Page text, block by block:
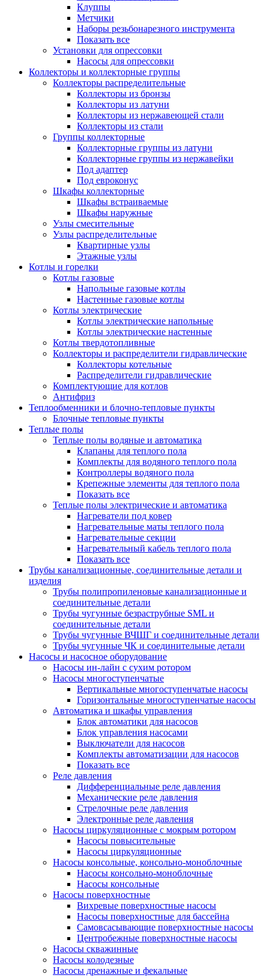
Клуппы
Метчики
Наборы резьбонарезного инструмента
Показать все
Установки для опрессовки
Насосы для опрессовки
Коллекторы и коллекторные группы
Коллекторы распределительные
Коллекторы из бронзы
Коллекторы из латуни
Коллекторы из нержавеющей стали
Коллекторы из стали
Группы коллекторные
Коллекторные группы из латуни
Коллекторные группы из нержавейки
Под адаптер
Под евроконус
Шкафы коллекторные
Шкафы встраиваемые
Шкафы наружные
Узлы смесительные
Узлы распределительные
Квартирные узлы
Этажные узлы
Котлы и горелки
Котлы газовые
Напольные газовые котлы
Настенные газовые котлы
Котлы электрические
Котлы электрические напольные
Котлы электрические настенные
Котлы твердотопливные
Коллекторы и распределители гидравлические
Коллекторы котельные
Распределители гидравлические
Комплектующие для котлов
Антифриз
Теплообменники и блочно-тепловые пункты
Блочные тепловые пункты
Теплые полы
Теплые полы водяные и автоматика
Клапаны для теплого пола
Комплекты для водяного теплого пола
Контроллеры водяного пола
Крепежные элементы для теплого пола
Показать все
Теплые полы электрические и автоматика
Нагреватели под ковер
Нагревательные маты теплого пола
Нагревательные секции
Нагревательный кабель теплого пола
Показать все
Трубы канализационные, соединительные детали и
изделия
Трубы полипропиленовые канализационные и
соединительные детали
Трубы чугунные безраструбные SML и
соединительные детали
Трубы чугунные ВЧШГ и соединительные детали
Трубы чугунные ЧК и соединительные детали
Насосы и насосное оборудование
Насосы ин-лайн с сухим ротором
Насосы многоступенчатые
Вертикальные многоступенчатые насосы
Горизонтальные многоступенчатые насосы
Автоматика и шкафы управления
Блок автоматики для насосов
Блок управления насосами
Выключатели для насосов
Комплекты автоматизации для насосов
Показать все
Реле давления
Дифференциальные реле давления
Механические реле давления
Стрелочные реле давления
Электронные реле давления
Насосы циркуляционные с мокрым ротором
Насосы повысительные
Насосы циркуляционные
Насосы консольные, консольно-моноблочные
Насосы консольно-моноблочные
Насосы консольные
Насосы поверхностные
Вихревые поверхностные насосы
Насосы поверхностные для бассейна
Самовсасывающие поверхностные насосы
Центробежные поверхностные насосы
Насосы скважинные
Насосы колодезные
Насосы дренажные и фекальные